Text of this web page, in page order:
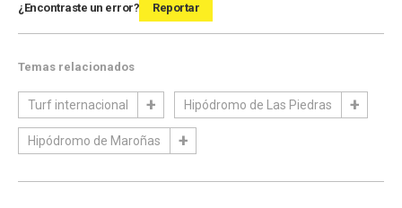
¿Encontraste un error? Reportar
Temas relacionados
Turf internacional Hipódromo de Las Piedras
Hipódromo de Maroñas